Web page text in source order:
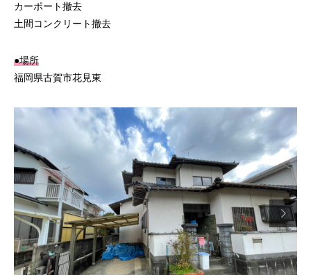
カーポート撤去
土間コンクリート撤去
●場所
福岡県古賀市花見東
